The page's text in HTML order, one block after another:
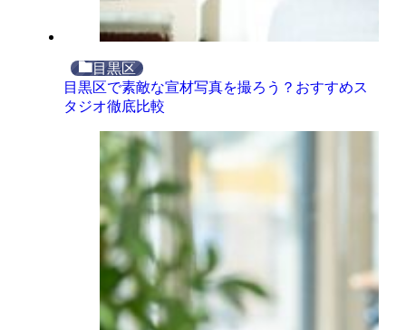
目黒区
目黒区で素敵な宣材写真を撮ろう？おすすめス
タジオ徹底比較